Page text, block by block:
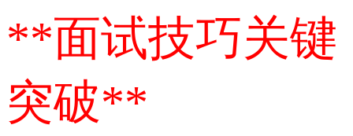
**面试技巧关键
突破**